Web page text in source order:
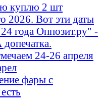
куплю 2 шт
2026. Вот эти даты
года Оппозит.ру" -
24-26 апреля
фары с